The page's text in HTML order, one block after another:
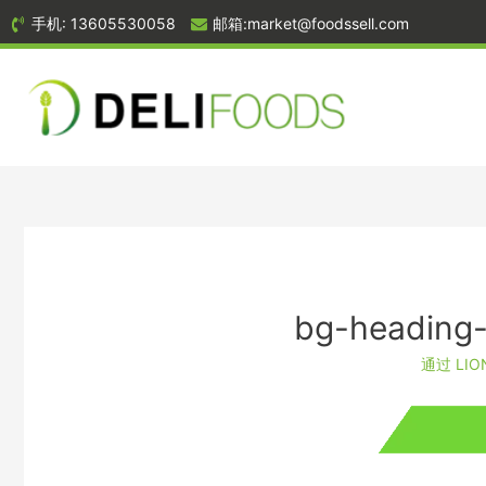
手机: 13605530058 邮箱:market@foodssell.com
bg-
通过